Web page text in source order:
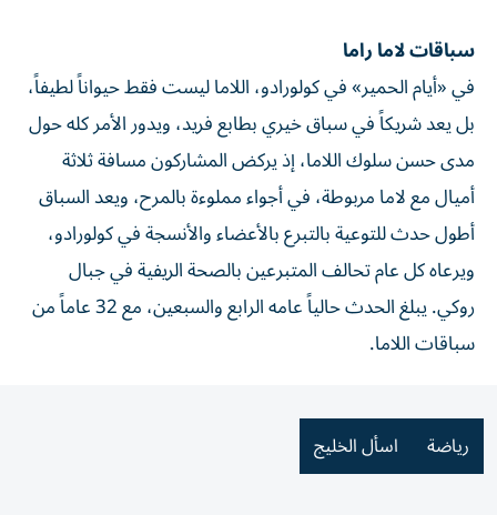
سباقات لاما راما
في «أيام الحمير» في كولورادو، اللاما ليست فقط حيواناً لطيفاً،
بل يعد شريكاً في سباق خيري بطابع فريد، ويدور الأمر كله حول
مدى حسن سلوك اللاما، إذ يركض المشاركون مسافة ثلاثة
أميال مع لاما مربوطة، في أجواء مملوءة بالمرح، ويعد السباق
أطول حدث للتوعية بالتبرع بالأعضاء والأنسجة في كولورادو،
ويرعاه كل عام تحالف المتبرعين بالصحة الريفية في جبال
روكي. يبلغ الحدث حالياً عامه الرابع والسبعين، مع 32 عاماً من
سباقات اللاما.
رياضة اسأل الخليج